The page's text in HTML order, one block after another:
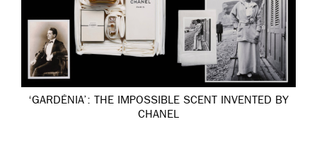
‘GARDÉNIA’: THE IMPOSSIBLE SCENT INVENTED BY
CHANEL